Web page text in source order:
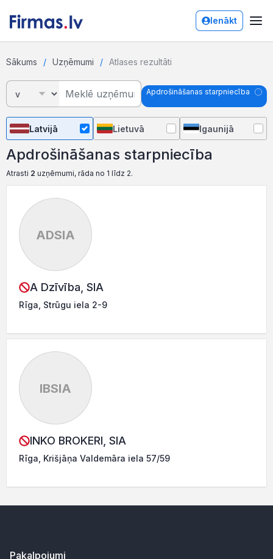
Ienākt
Sākums Uzņēmumi Atlases rezultāti
Apdrošināšanas starpniecība
Latvijā Lietuvā Igaunijā
Apdrošināšanas starpniecība
Atrasti 2 uzņēmumi, rāda no 1 līdz 2.
ADSIA
A Dzīvība, SIA
Rīga, Strūgu iela 2-9
IBSIA
INKO BROKERI, SIA
Rīga, Krišjāņa Valdemāra iela 57/59
Pakalpojumi